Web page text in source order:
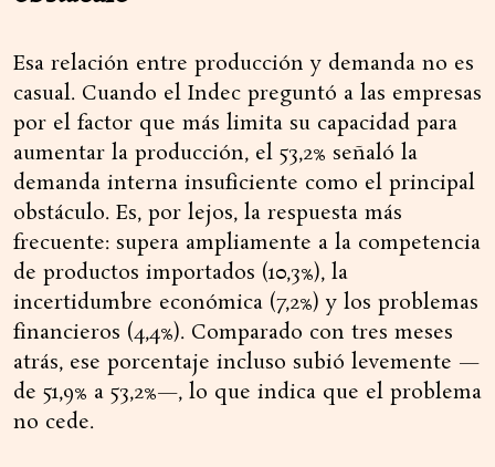
Esa relación entre producción y demanda no es
casual. Cuando el Indec preguntó a las empresas
por el factor que más limita su capacidad para
aumentar la producción, el 53,2% señaló la
demanda interna insuficiente como el principal
obstáculo. Es, por lejos, la respuesta más
frecuente: supera ampliamente a la competencia
de productos importados (10,3%), la
incertidumbre económica (7,2%) y los problemas
financieros (4,4%). Comparado con tres meses
atrás, ese porcentaje incluso subió levemente —
de 51,9% a 53,2%—, lo que indica que el problema
no cede.